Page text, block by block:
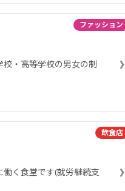
ファッション
・高等学校の男女の制
›
飲食店
く食堂です(就労継続支
›